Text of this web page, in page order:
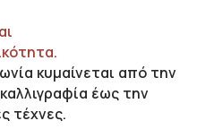
κυμαίνεται από την
έως την
τέχνες.